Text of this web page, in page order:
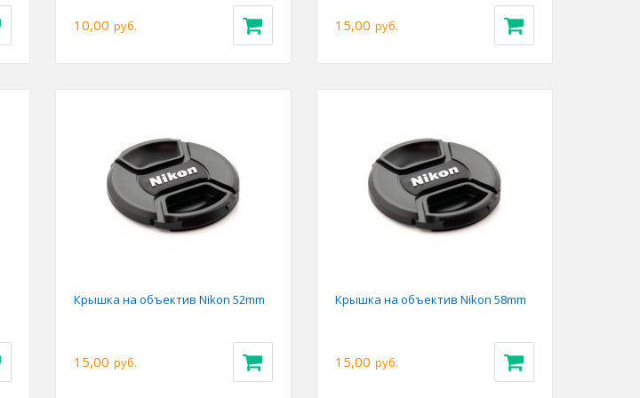
10,00 руб. 15,00 руб.
Крышка на объектив Nikon 52mm
15,00 руб.
Крышка на объектив Nikon 58mm
15,00 руб.